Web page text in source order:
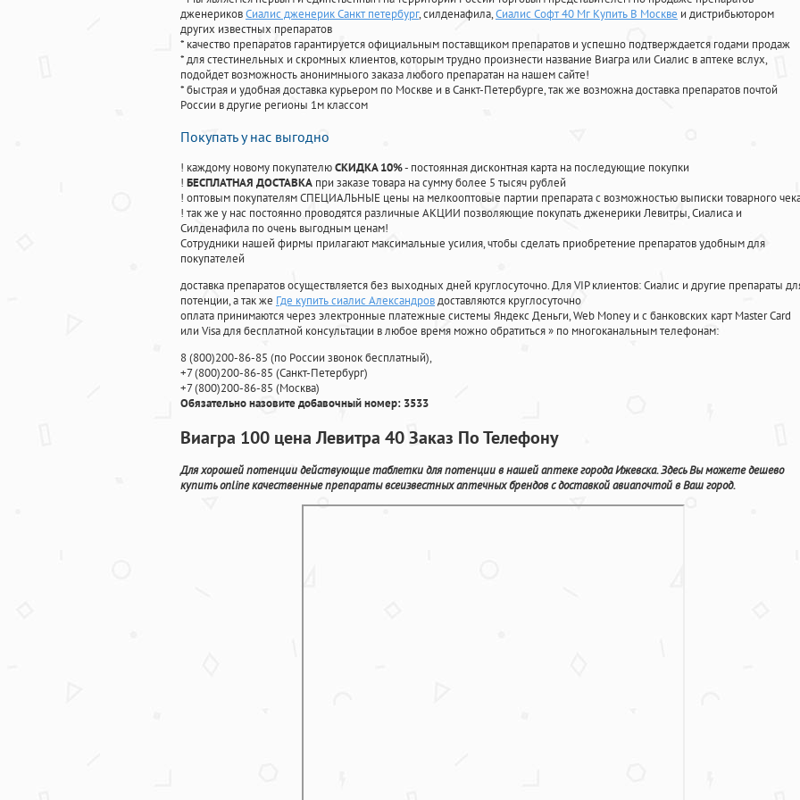
дженериковСиалис дженерик Санкт петербург, силденафила,Сиалис Софт 40 Мг Купить В Москве и дистрибьютором
других известных препаратов
* качество препаратов гарантируется официальным поставщиком препаратов и успешно подтверждается годами продаж
* для стестинельных и скромных клиентов, которым трудно произнести название Виагра или Сиалис в аптеке вслух,
подойдет возможность анонимныого заказа любого препаратан на нашем сайте!
* быстрая и удобная доставка курьером по Москве и в Санкт-Петербурге, так же возможна доставка препаратов почтой
России в другие регионы 1м классом
Покупать у нас выгодно
! каждому новому покупателюСКИДКА 10%- постоянная дисконтная карта на последующие покупки
! БЕСПЛАТНАЯ ДОСТАВКА при заказе товара на сумму более 5 тысяч рублей
! оптовым покупателям СПЕЦИАЛЬНЫЕ цены на мелкооптовые партии препарата с возможностью выписки товарного
! так же у нас постоянно проводятся различные АКЦИИ позволяющие покупать дженерики Левитры, Сиалиса и
Силденафила по очень выгодным ценам!
Cотрудники нашей фирмы прилагают максимальные усилия, чтобы сделать приобретение препаратов удобным для
покупателей
доставка препаратов осуществляется без выходных дней круглосуточно. Для VIP клиентов: Сиалис и другие препараты
потенции, а так же Где купить сиалис Александровдоставляются круглосуточно
оплата принимаются через электронные платежные системы Яндекс Деньги, Web Money и с банковских карт Master Card
или Visa для бесплатной консультации в любое время можно обратиться» по многоканальным телефонам:
8(800)200-86-85 (по России звонок бесплатный),
+7(800)200-86-85 (Санкт-Петербург)
+7(800)200-86-85 (Москва)
Обязательно назовите добавочный номер: 3533
Виагра 100 цена Левитра 40 Заказ По Телефону
Для хорошей потенции действующие таблетки для потенции в нашей аптеке города Ижевска. Здесь Вы можете дешево
купить online качественные препараты всеизвестных аптечных брендов с доставкой авиапочтой в Ваш город.